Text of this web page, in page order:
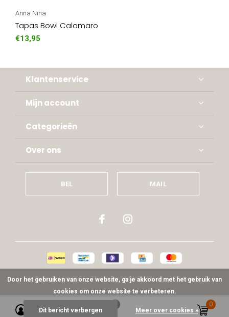
Anna Nina
Tapas Bowl Calamaro
€13,95
Klantenservice
Mijn account
Categorieën
Over ons
BEL MAIL
© Copyright2026- Theme ByDMWSxPlus+ -RSS-feed
0
Door het gebruiken van onze website, ga je akkoord met het gebruik van
cookies om onze website te verbeteren.
Dit bericht verbergen Meer over cookies »